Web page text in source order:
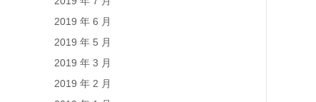
2019 年 6 月
2019 年 5 月
2019 年 3 月
2019 年 2 月